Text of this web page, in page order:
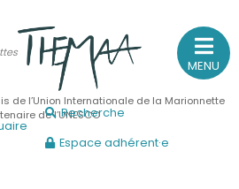
MENU
de l’Union Internationale de la Marionnette
de l’UNESCO
Recherche
Espace adhérent·e